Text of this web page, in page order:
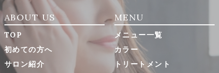
ABOUT US
TOP
初めての方へ
サロン紹介
MENU
メニュー一覧
カラー
トリートメント